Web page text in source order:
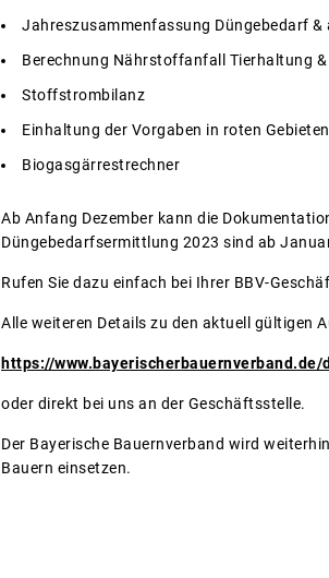
Jahreszusammenfassung Düngebedarf &
Berechnung Nährstoffanfall Tierhaltung &
Stoffstrombilanz
Einhaltung der Vorgaben in roten Gebieten
Biogasgärrestrechner
Ab Anfang Dezember kann die
Düngebedarfsermittlung 2023 sind ab
Rufen Sie dazu einfach bei Ihrer BBV-
Alle weiteren Details zu den aktuell gültigen
https://www.bayerischerbauernverband.de/
oder direkt bei uns an der Geschäftsstelle.
Der Bayerische Bauernverband wird
Bauern einsetzen.